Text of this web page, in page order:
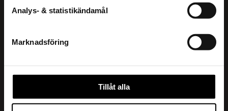
Analys- & statistikändamål
Marknadsföring
Tillåt alla
Treening Reztartiga
Reztart Club